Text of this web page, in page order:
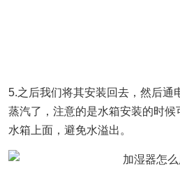
5.之后我们将其安装回去，然后通
蒸汽了，注意的是水箱安装的时
水箱上面，避免水溢出。